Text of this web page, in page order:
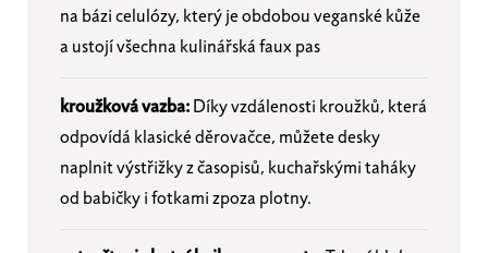
na bázi celulózy, který je obdobou veganské kůže
a ustojí všechna kulinářská faux pas
kroužková vazba: Díky vzdálenosti kroužků, která
odpovídá klasické děrovačce, můžete desky
naplnit výstřižky z časopisů, kuchařskými taháky
od babičky i fotkami zpoza plotny.